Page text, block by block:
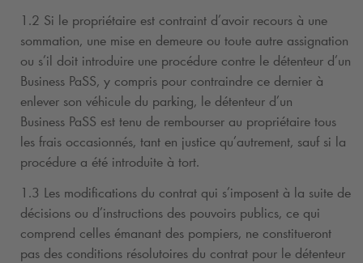
1.2 Si le propriétaire est contraint d’avoir recours à une
sommation, une mise en demeure ou toute autre assignation
ou s’il doit introduire une procédure contre le détenteur d’un
Business PaSS, y compris pour contraindre ce dernier à
enlever son véhicule du parking, le détenteur d’un
Business PaSS est tenu de rembourser au propriétaire tous
les frais occasionnés, tant en justice qu’autrement, sauf si la
procédure a été introduite à tort.
1.3 Les modifications du contrat qui s’imposent à la suite de
décisions ou d’instructions des pouvoirs publics, ce qui
comprend celles émanant des pompiers, ne constitueront
pas des conditions résolutoires du contrat pour le détenteur